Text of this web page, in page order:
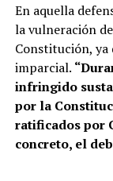
En aquella
la vulneración
Constitución,
imparcial.
infringido
por la
ratificados por
concreto, el